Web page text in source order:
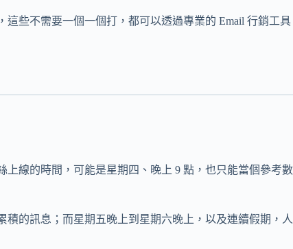
些不需要一個一個打，都可以透過專業的 Email 行銷工具
線的時間，可能是星期四、晚上 9 點，也只能當個參考數
的訊息；而星期五晚上到星期六晚上，以及連續假期，人